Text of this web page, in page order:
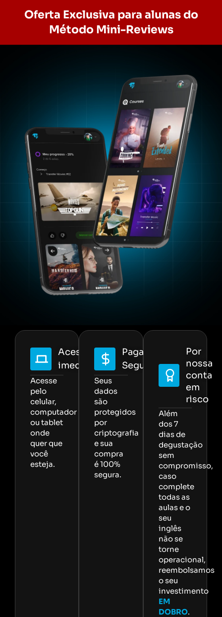
Oferta Exclusiva para alunas do
Método Mini-Reviews
Acesso
imediato
Acesse
pelo
celular,
computador
ou tablet
onde
quer que
você
esteja.
Pagamento
Seguro
Seus
dados
são
protegidos
por
criptografia
e sua
compra
é 100%
segura.
Por
nossa
conta
em
risco
Além
dos 7
dias de
degustação
sem
compromisso,
caso
complete
todas as
aulas e o
seu
inglês
não se
torne
operacional,
reembolsamos
o seu
investimento
EM
DOBRO.